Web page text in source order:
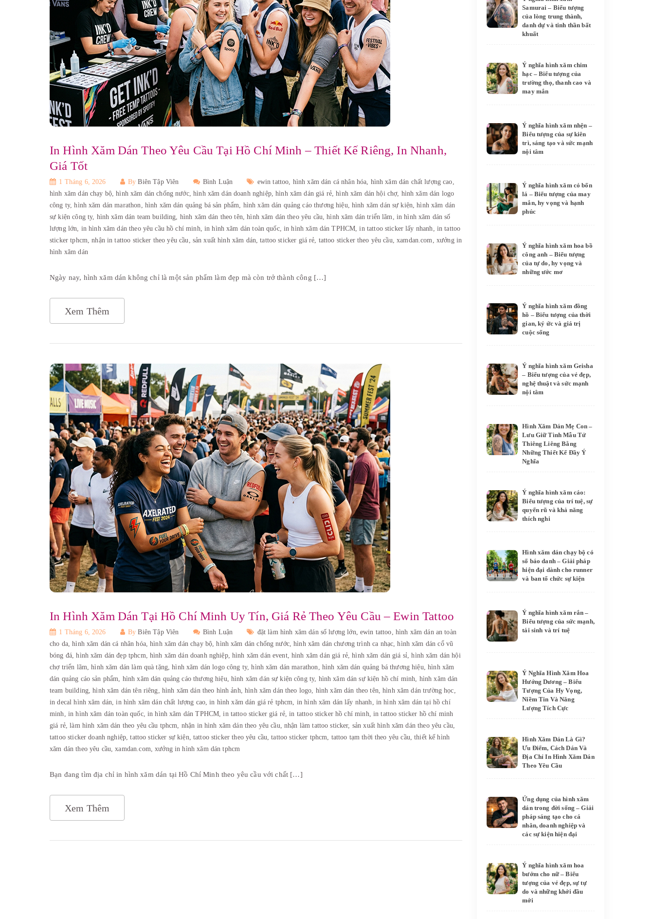
In Hình Xăm Dán Theo Yêu Cầu Tại Hồ Chí Minh – Thiết Kế Riêng, In Nhanh,
Giá Tốt
1 Tháng 6, 2026 ByBiên Tập Viên Bình Luận ewin tattoo, hình xăm dán cá nhân hóa, hình xăm dán chất lượng cao,
hình xăm dán chạy bộ,hình xăm dán chống nước,hình xăm dán doanh nghiệp,hình xăm dán giá rẻ,hình xăm dán hội chợ, hình xăm dán logo
công ty,hình xăm dán marathon, hình xăm dán quảng bá sản phẩm, hình xăm dán quảng cáo thương hiệu,hình xăm dán sự kiện,hình xăm dán
sự kiện công ty, hình xăm dán team building, hình xăm dán theo tên,hình xăm dán theo yêu cầu,hình xăm dán triển lãm, in hình xăm dán số
lượng lớn, in hình xăm dán theo yêu cầu hồ chí minh, in hình xăm dán toàn quốc,in hình xăm dán TPHCM,in tattoo sticker lấy nhanh, in tattoo
sticker tphcm,nhận in tattoo sticker theo yêu cầu, sản xuất hình xăm dán,tattoo sticker giá rẻ, tattoo sticker theo yêu cầu,xamdan.com, xưởng in
hình xăm dán
Ngày nay, hình xăm dán không chỉ là một sản phẩm làm đẹp mà còn trở thành công […]
Xem Thêm
In Hình Xăm Dán Tại Hồ Chí Minh Uy Tín, Giá Rẻ Theo Yêu Cầu – Ewin Tattoo
1 Tháng 6, 2026 ByBiên Tập Viên Bình Luận đặt làm hình xăm dán số lượng lớn, ewin tattoo, hình xăm dán an toàn
cho da,hình xăm dán cá nhân hóa,hình xăm dán chạy bộ,hình xăm dán chống nước,hình xăm dán chương trình ca nhạc,hình xăm dán cổ vũ
bóng đá,hình xăm dán đẹp tphcm, hình xăm dán doanh nghiệp,hình xăm dán event,hình xăm dán giá rẻ,hình xăm dán giá sỉ,hình xăm dán hội
chợ triển lãm,hình xăm dán làm quà tặng,hình xăm dán logo công ty,hình xăm dán marathon, hình xăm dán quảng bá thương hiệu,hình xăm
dán quảng cáo sản phẩm, hình xăm dán quảng cáo thương hiệu,hình xăm dán sự kiện công ty, hình xăm dán sự kiện hồ chí minh, hình xăm dán
team building,hình xăm dán tên riêng, hình xăm dán theo hình ảnh,hình xăm dán theo logo, hình xăm dán theo tên,hình xăm dán trường học,
in decal hình xăm dán,in hình xăm dán chất lượng cao,in hình xăm dán giá rẻ tphcm, in hình xăm dán lấy nhanh, in hình xăm dán tại hồ chí
minh, in hình xăm dán toàn quốc, in hình xăm dán TPHCM,in tattoo sticker giá rẻ,in tattoo sticker hồ chí minh, in tattoo sticker hồ chí minh
giá rẻ,làm hình xăm dán theo yêu cầu tphcm, nhận in hình xăm dán theo yêu cầu,nhận làm tattoo sticker, sản xuất hình xăm dán theo yêu cầu,
tattoo sticker doanh nghiệp,tattoo sticker sự kiện, tattoo sticker theo yêu cầu,tattoo sticker tphcm, tattoo tạm thời theo yêu cầu,thiết kế hình
xăm dán theo yêu cầu,xamdan.com,xưởng in hình xăm dán tphcm
Bạn đang tìm địa chỉ in hình xăm dán tại Hồ Chí Minh theo yêu cầu với chất […]
Xem Thêm
Samurai – Biểu tượng
của lòng trung thành,
danh dự và tinh thần bất
khuất
Ý nghĩa hình xăm chim
hạc – Biểu tượng của
trường thọ, thanh cao và
may mắn
Ý nghĩa hình xăm nhện –
Biểu tượng của sự kiên
trì, sáng tạo và sức mạnh
nội tâm
Ý nghĩa hình xăm cỏ bốn
lá – Biểu tượng của may
mắn, hy vọng và hạnh
phúc
Ý nghĩa hình xăm hoa bồ
công anh – Biểu tượng
của tự do, hy vọng và
những ước mơ
Ý nghĩa hình xăm đồng
hồ – Biểu tượng của thời
gian, ký ức và giá trị
cuộc sống
Ý nghĩa hình xăm Geisha
– Biểu tượng của vẻ đẹp,
nghệ thuật và sức mạnh
nội tâm
Hình Xăm Dán Mẹ Con –
Lưu Giữ Tình Mẫu Tử
Thiêng Liêng Bằng
Những Thiết Kế Đầy Ý
Nghĩa
Ý nghĩa hình xăm cáo:
Biểu tượng của trí tuệ, sự
quyến rũ và khả năng
thích nghi
Hình xăm dán chạy bộ có
số báo danh – Giải pháp
hiện đại dành cho runner
và ban tổ chức sự kiện
Ý nghĩa hình xăm rắn –
Biểu tượng của sức mạnh,
tái sinh và trí tuệ
Ý Nghĩa Hình Xăm Hoa
Hướng Dương – Biểu
Tượng Của Hy Vọng,
Niềm Tin Và Năng
Lượng Tích Cực
Hình Xăm Dán Là Gì?
Ưu Điểm, Cách Dán Và
Địa Chỉ In Hình Xăm Dán
Theo Yêu Cầu
Ứng dụng của hình xăm
dán trong đời sống – Giải
pháp sáng tạo cho cá
nhân, doanh nghiệp và
các sự kiện hiện đại
Ý nghĩa hình xăm hoa
bướm cho nữ – Biểu
tượng của vẻ đẹp, sự tự
do và những khởi đầu
mới